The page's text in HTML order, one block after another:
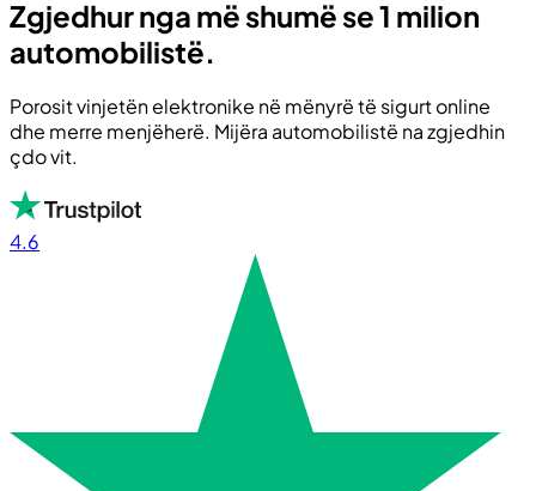
Zgjedhur nga më shumë se 1 milion
automobilistë.
Porosit vinjetën elektronike në mënyrë të sigurt online
dhe merre menjëherë. Mijëra automobilistë na zgjedhin
çdo vit.
4.6